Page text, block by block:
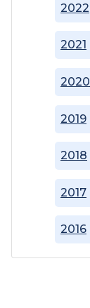
2016
2017
2018
2019
2020
2021
2022